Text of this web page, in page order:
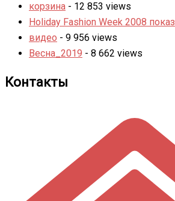
корзина - 12 853 views
Holiday Fashion Week 2008 показ
видео - 9 956 views
Весна_2019 - 8 662 views
Контакты